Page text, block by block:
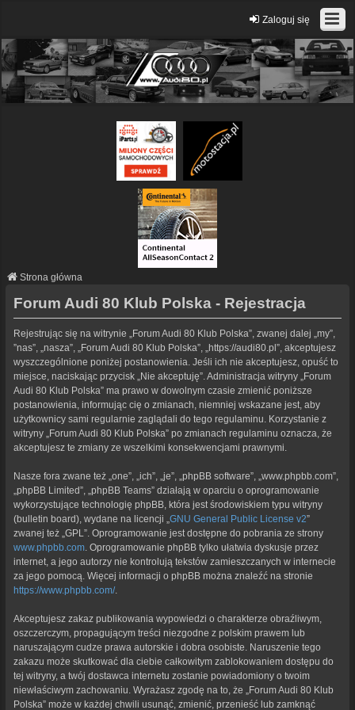
Zaloguj się
Strona główna
Forum Audi 80 Klub Polska - Rejestracja
Rejestrując się na witrynie „Forum Audi 80 Klub Polska”, zwanej dalej „my”,
”nas”, „nasza”, „Forum Audi 80 Klub Polska”, „https://audi80.pl”, akceptujesz
wyszczególnione poniżej postanowienia. Jeśli ich nie akceptujesz, opuść to
miejsce, naciskając przycisk „Nie akceptuję”. Administracja witryny „Forum
Audi 80 Klub Polska” ma prawo w dowolnym czasie zmienić poniższe
postanowienia, informując cię o zmianach, niemniej wskazane jest, aby
użytkownicy sami regularnie zaglądali do tego regulaminu. Korzystanie z
witryny „Forum Audi 80 Klub Polska” po zmianach regulaminu oznacza, że
akceptujesz te zmiany ze wszelkimi konsekwencjami prawnymi.
Nasze fora zwane też „one”, „ich”, „je”, „phpBB software”, „www.phpbb.com”,
„phpBB Limited”, „phpBB Teams” działają w oparciu o oprogramowanie
wykorzystujące technologię phpBB, która jest środowiskiem typu witryny
(bulletin board), wydane na licencji „GNU General Public License v2”
zwanej też „GPL”. Oprogramowanie jest dostępne do pobrania ze strony
www.phpbb.com. Oprogramowanie phpBB tylko ułatwia dyskusje przez
internet, a jego autorzy nie kontrolują tekstów zamieszczanych w internecie
za jego pomocą. Więcej informacji o phpBB można znaleźć na stronie
https://www.phpbb.com/.
Akceptujesz zakaz publikowania wypowiedzi o charakterze obraźliwym,
oszczerczym, propagującym treści niezgodne z polskim prawem lub
naruszającym cudze prawa autorskie i dobra osobiste. Naruszenie tego
zakazu może skutkować dla ciebie całkowitym zablokowaniem dostępu do
tej witryny, a twój dostawca internetu zostanie powiadomiony o twoim
niewłaściwym zachowaniu. Wyrażasz zgodę na to, że „Forum Audi 80 Klub
Polska” może w każdej chwili usunąć, zmienić, przenieść lub zamknąć